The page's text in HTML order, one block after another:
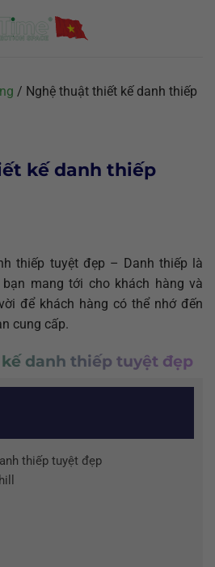
/ Nghệ thuật thiết kế danh thiếp
kế danh thiếp
thiếp tuyệt đẹp – Danh thiếp là
mang tới cho khách hàng và
để khách hàng có thể nhớ đến
cung cấp.
danh thiếp tuyệt đẹp
thiếp tuyệt đẹp